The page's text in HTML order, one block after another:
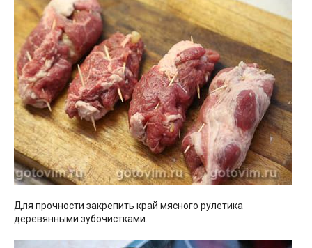
Для прочности закрепить край мясного рулетика
деревянными зубочистками.